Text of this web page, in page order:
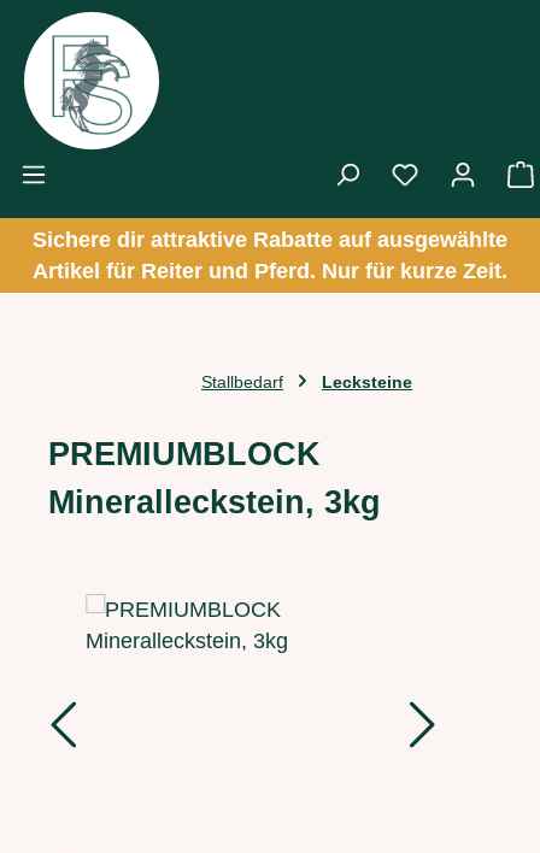
Zum Hauptinhalt springen
Sichere dir attraktive Rabatte auf ausgewählte
Artikel für Reiter und Pferd. Nur für kurze Zeit.
Stallbedarf Lecksteine
PREMIUMBLOCK
Mineralleckstein, 3kg
Bildergalerie überspringen